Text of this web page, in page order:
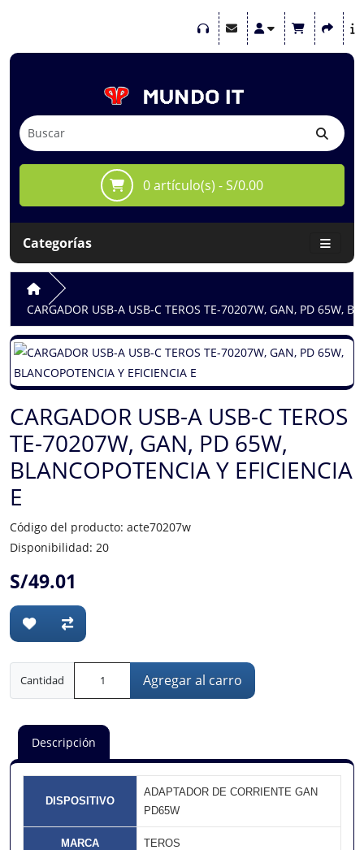
0 artículo(s) - S/0.00
Categorías
CARGADOR USB-A USB-C TEROS TE-70207W, GAN, PD 65W,
CARGADOR USB-A USB-C TEROS
TE-70207W, GAN, PD 65W,
BLANCOPOTENCIA Y EFICIENCIA
E
Código del producto: acte70207w
Disponibilidad: 20
S/49.01
Cantidad Agregar al carro
Descripción
DISPOSITIVO
ADAPTADOR DE CORRIENTE GAN
PD65W
MARCA TEROS